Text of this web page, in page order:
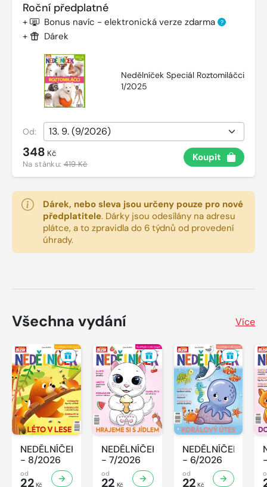
Roční předplatné
+ Bonus navíc - elektronická verze zdarma ?
+ Dárek
Nedělníček Speciál Roztomiláčci
1/2025
Od:
348 Kč
Na stánku:419 Kč
Koupit
Dárek, nebo sleva jsou určeny pouze pro nové
předplatitele. Dárky jsou odesílány na adresu
plátce, a to zpravidla do 6 týdnů od provedení
úhrady.
Všechna vydání Více
NEDĚLNÍČEK
- 8/2026
od
22 Kč
NEDĚLNÍČEK
- 7/2026
od
22 Kč
NEDĚLNÍČEK
- 6/2026
od
22 Kč